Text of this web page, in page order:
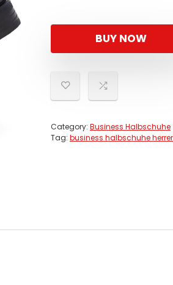
BUY NOW
Category: Business Halbschuhe
Tag: business halbschuhe